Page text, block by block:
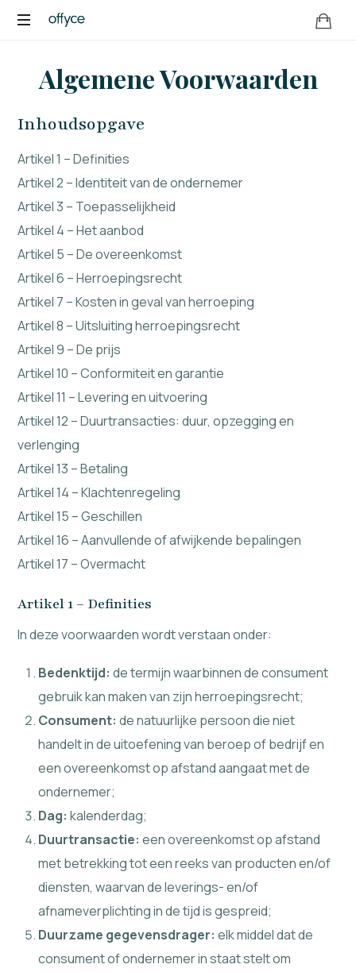
OFFYCE.NL
uw
werkplek,
uw
Algemene Voorwaarden
Inhoudsopgave
Artikel 1 – Definities
Artikel 2 – Identiteit van de ondernemer
Artikel 3 – Toepasselijkheid
Artikel 4 – Het aanbod
Artikel 5 – De overeenkomst
Artikel 6 – Herroepingsrecht
Artikel 7 – Kosten in geval van herroeping
Artikel 8 – Uitsluiting herroepingsrecht
Artikel 9 – De prijs
Artikel 10 – Conformiteit en garantie
Artikel 11 – Levering en uitvoering
Artikel 12 – Duurtransacties: duur, opzegging en
verlenging
Artikel 13 – Betaling
Artikel 14 – Klachtenregeling
Artikel 15 – Geschillen
Artikel 16 – Aanvullende of afwijkende bepalingen
Artikel 17 – Overmacht
Artikel 1 – Definities
In deze voorwaarden wordt verstaan onder:
Bedenktijd: de termijn waarbinnen de consument
gebruik kan maken van zijn herroepingsrecht;
Consument: de natuurlijke persoon die niet
handelt in de uitoefening van beroep of bedrijf en
een overeenkomst op afstand aangaat met de
ondernemer;
Dag: kalenderdag;
Duurtransactie: een overeenkomst op afstand
met betrekking tot een reeks van producten en/of
diensten, waarvan de leverings- en/of
afnameverplichting in de tijd is gespreid;
Duurzame gegevensdrager: elk middel dat de
consument of ondernemer in staat stelt om